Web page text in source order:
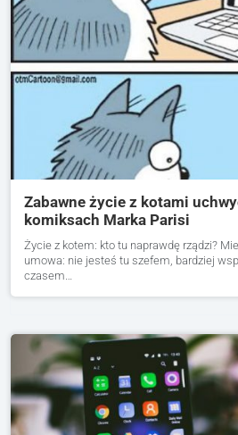
Zabawne życie z kotami
komiksach Marka Parisi
Życie z kotem: kto tu naprawdę rządzi?
umowa: nie jesteś tu szefem, bardziej
czasem…